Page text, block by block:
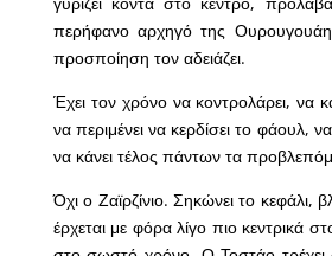
περήφανο αρχηγό της
προσποίηση τον αδειάζει.
Έχει τον χρόνο να κοντρολάρει, να
να περιμένει να κερδίσει το φάουλ,
να κάνει τέλος πάντων τα
Όχι ο Ζαϊρζίνιο. Σηκώνει το κεφάλι,
έρχεται με φόρα λίγο πιο κεντρικά